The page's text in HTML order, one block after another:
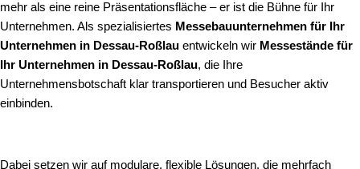
mehr als eine reine Präsentationsfläche – er ist die Bühne für Ihr
Unternehmen. Als spezialisiertes Messebauunternehmen für Ihr
Unternehmen in Dessau-Roßlau entwickeln wir Messestände für
Ihr Unternehmen in Dessau-Roßlau, die Ihre
Unternehmensbotschaft klar transportieren und Besucher aktiv
einbinden.
Dabei setzen wir auf modulare, flexible Lösungen, die mehrfach